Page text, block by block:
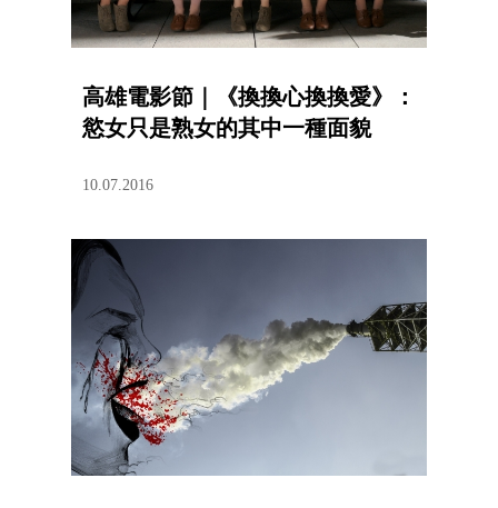
高雄電影節｜《換換心換換愛》：
慾女只是熟女的其中一種面貌
10.07.2016